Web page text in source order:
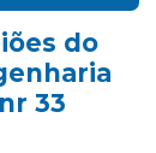
do
33